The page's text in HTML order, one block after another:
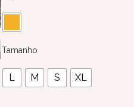
Tamanho
L M S XL